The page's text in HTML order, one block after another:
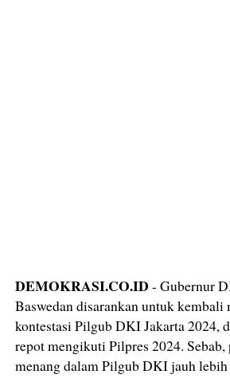
DEMOKRASI.CO.ID - Gubernur
Baswedan disarankan untuk kembali
kontestasi Pilgub DKI Jakarta 2024,
repot mengikuti Pilpres 2024.
menang dalam Pilgub DKI jauh lebih